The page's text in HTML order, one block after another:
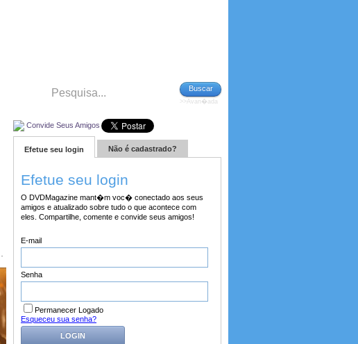
Buscar
>>Avan�ada
Convide Seus Amigos
Efetue seu login Não é cadastrado?
Efetue seu login
O DVDMagazine mant�m voc� conectado aos seus
amigos e atualizado sobre tudo o que acontece com
eles. Compartilhe, comente e convide seus amigos!
E-mail
Senha
Permanecer Logado
Esqueceu sua senha?
LOGIN